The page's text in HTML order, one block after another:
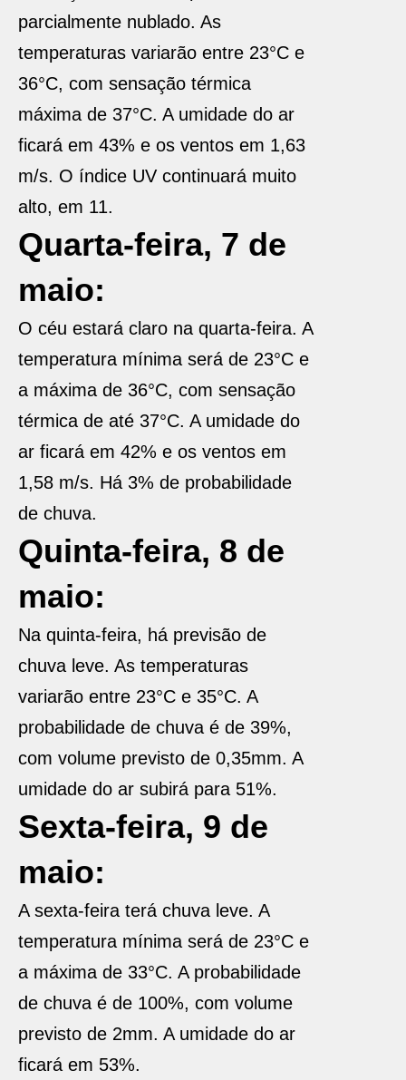
parcialmente nublado. As
temperaturas variarão entre 23°C e
36°C, com sensação térmica
máxima de 37°C. A umidade do ar
ficará em 43% e os ventos em 1,63
m/s. O índice UV continuará muito
alto, em 11.
Quarta-feira, 7 de
maio:
O céu estará claro na quarta-feira. A
temperatura mínima será de 23°C e
a máxima de 36°C, com sensação
térmica de até 37°C. A umidade do
ar ficará em 42% e os ventos em
1,58 m/s. Há 3% de probabilidade
de chuva.
Quinta-feira, 8 de
maio:
Na quinta-feira, há previsão de
chuva leve. As temperaturas
variarão entre 23°C e 35°C. A
probabilidade de chuva é de 39%,
com volume previsto de 0,35mm. A
umidade do ar subirá para 51%.
Sexta-feira, 9 de
maio:
A sexta-feira terá chuva leve. A
temperatura mínima será de 23°C e
a máxima de 33°C. A probabilidade
de chuva é de 100%, com volume
previsto de 2mm. A umidade do ar
ficará em 53%.